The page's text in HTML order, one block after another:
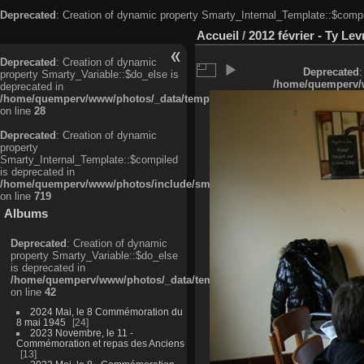
Deprecated: Creation of dynamic property
Deprecated: Creation of dynamic
property Smarty_Variable::$do_else is
deprecated in
/home/quemperv/www/photos/_data/templates_c/
on line 28
Deprecated: Creation of dynamic
property
Smarty_Internal_Template::$compiled
is deprecated in
/home/quemperv/www/photos/include/smarty/libs/sysplugins/
on line 719
Albums
Deprecated: Creation of dynamic
property Smarty_Variable::$do_else
is deprecated in
/home/quemperv/www/photos/_data/templates_c/
on line 42
2024 Mai, le 8 Commémoration du
8 mai 1945
24
2023 Novembre, le 11 -
Commémoration et repas des Anciens
13
Accueil / 2012 février - Ty
Deprecated
/home/